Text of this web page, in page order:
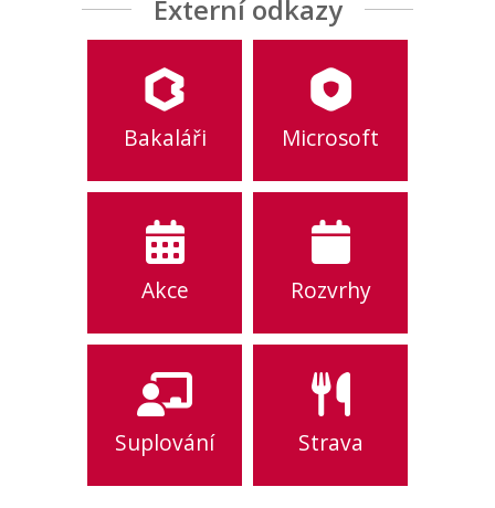
Externí odkazy
Bakaláři Microsoft
Akce Rozvrhy
Suplování Strava